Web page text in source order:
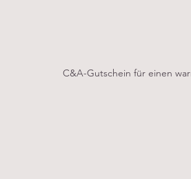
C&A-Gutschein für einen